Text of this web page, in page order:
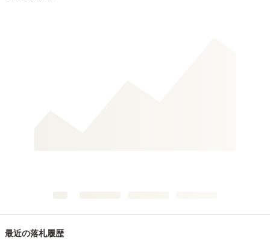
最近の落札履歴